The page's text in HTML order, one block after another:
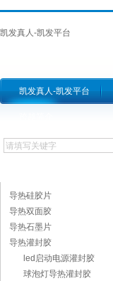
凯发真人-凯发平台
凯发真人-凯发平台
导热硅胶片
导热双面胶
导热石墨片
导热灌封胶
led启动电源灌封胶
球泡灯导热灌封胶